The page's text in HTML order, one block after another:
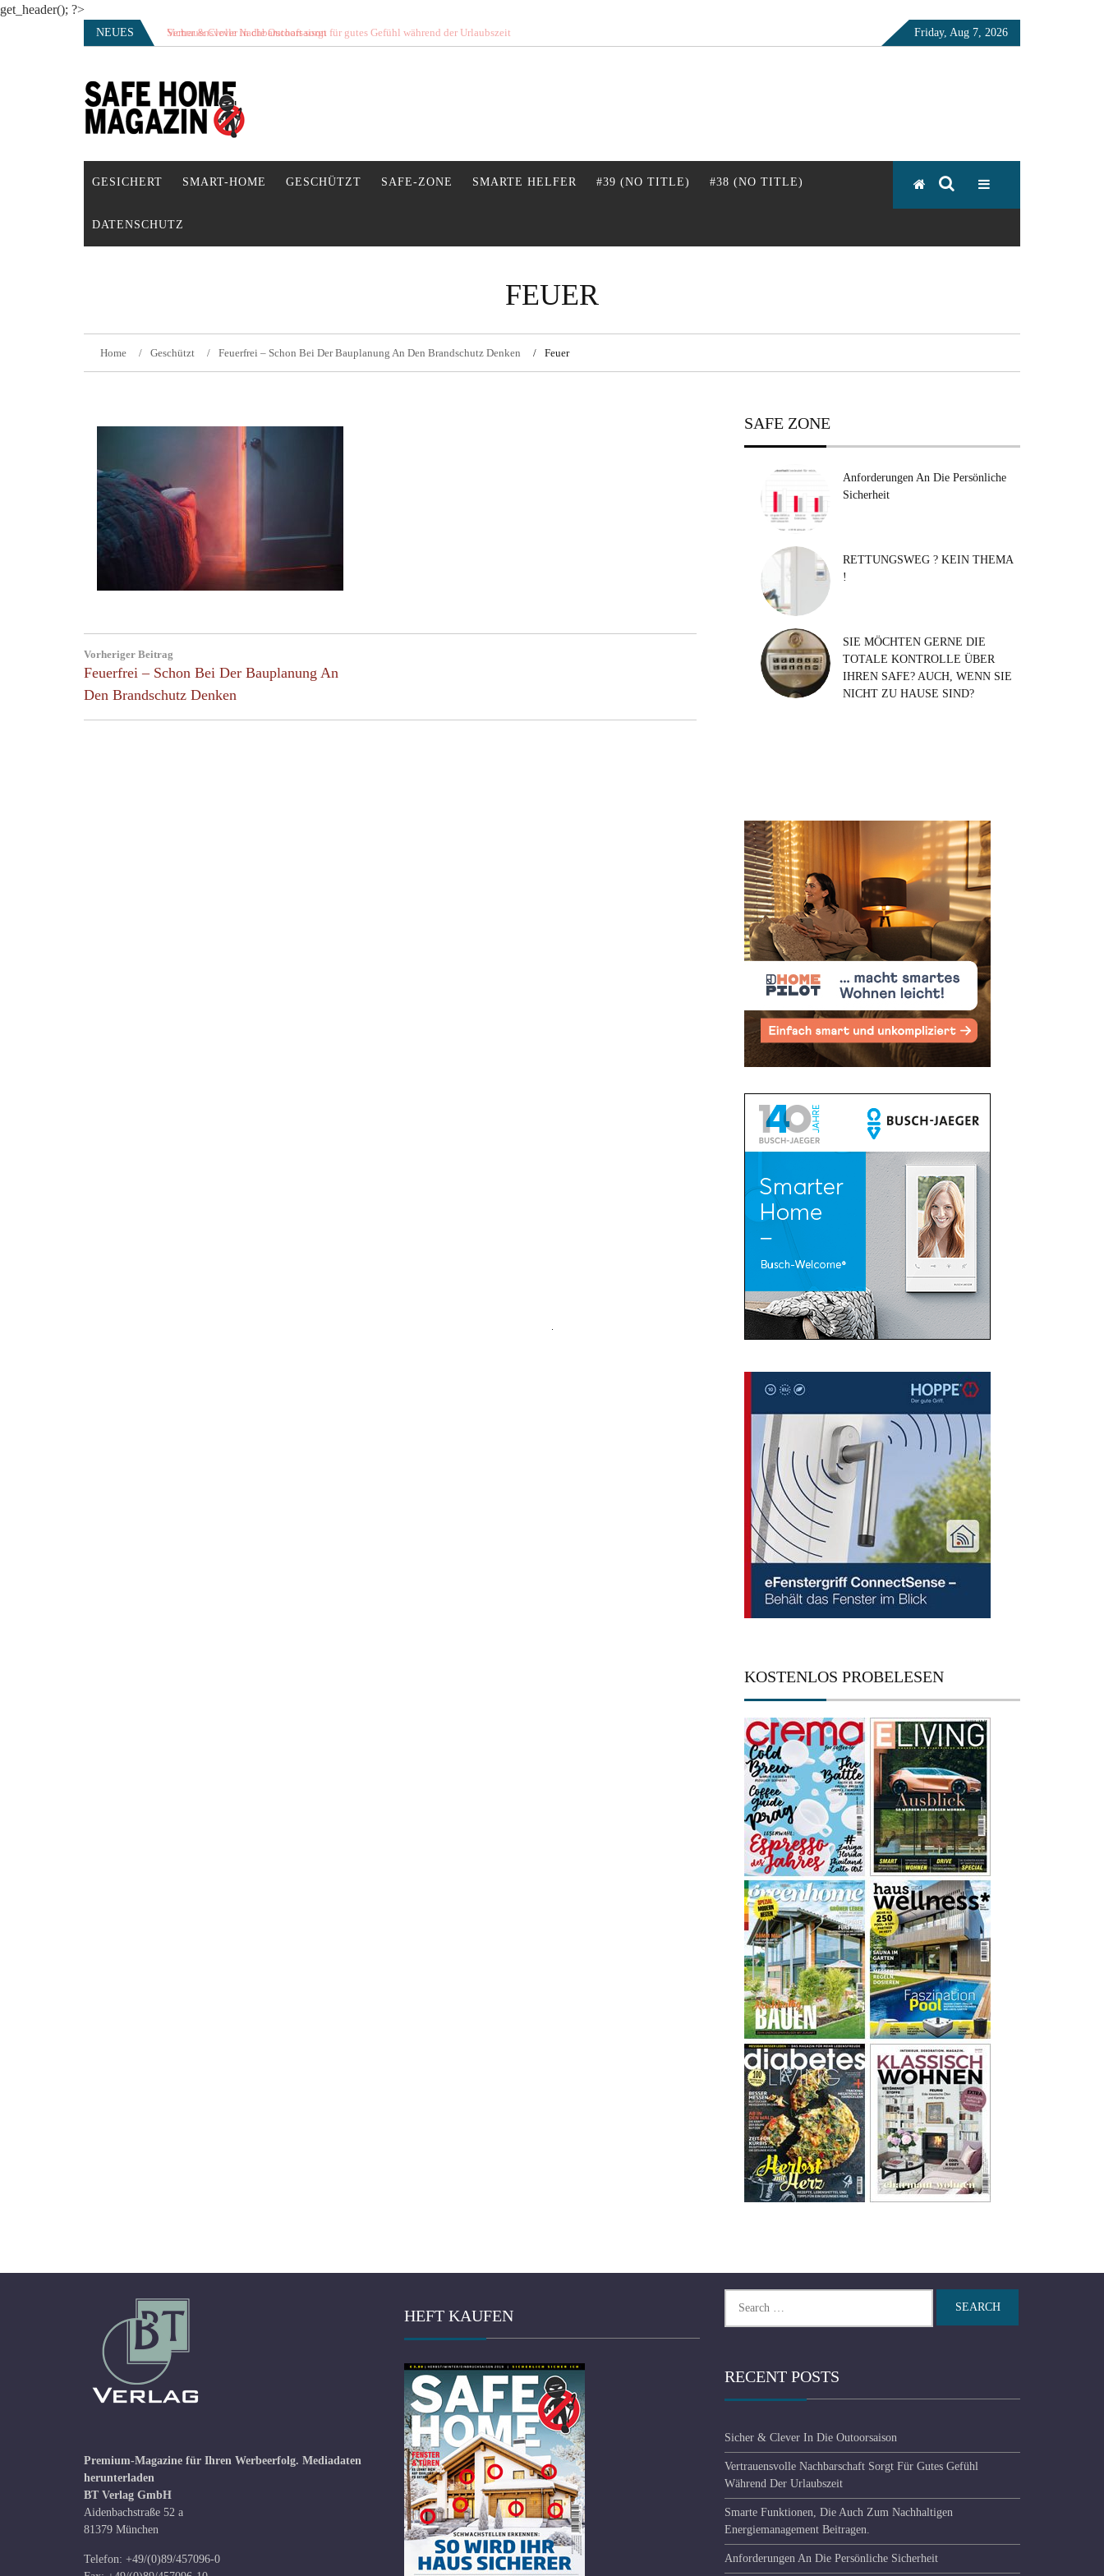
get_header(); ?>
NEUES Vertrauensvolle Nachbarschaft sorgt für gutes Gefühl während der Urlaubszeit Friday, Aug 7, 2026
SAFE HOME Magazin
Sicherlich sicher ich
GESICHERT SMART-HOME GESCHÜTZT SAFE-ZONE SMARTE HELFER #39 (NO TITLE) #38 (NO TITLE)
DATENSCHUTZ
FEUER
Home Geschützt Feuerfrei – Schon Bei Der Bauplanung An Den Brandschutz Denken Feuer
navigation
Vorheriger Beitrag
Previous
Post:
Feuerfrei – Schon Bei Der Bauplanung An
Den Brandschutz Denken
SAFE ZONE
Anforderungen An Die Persönliche
Sicherheit
RETTUNGSWEG ? KEIN THEMA
!
SIE MÖCHTEN GERNE DIE
TOTALE KONTROLLE ÜBER
IHREN SAFE? AUCH, WENN SIE
NICHT ZU HAUSE SIND?
KOSTENLOS PROBELESEN
Premium-Magazine für Ihren Werbeerfolg. Mediadaten
herunterladen
BT Verlag GmbH
Aidenbachstraße 52 a
81379 München
Telefon: +49/(0)89/457096-0
HEFT KAUFEN
for:
RECENT POSTS
Sicher & Clever In Die Outoorsaison
Vertrauensvolle Nachbarschaft Sorgt Für Gutes Gefühl
Während Der Urlaubszeit
Smarte Funktionen, Die Auch Zum Nachhaltigen
Energiemanagement Beitragen.
Anforderungen An Die Persönliche Sicherheit